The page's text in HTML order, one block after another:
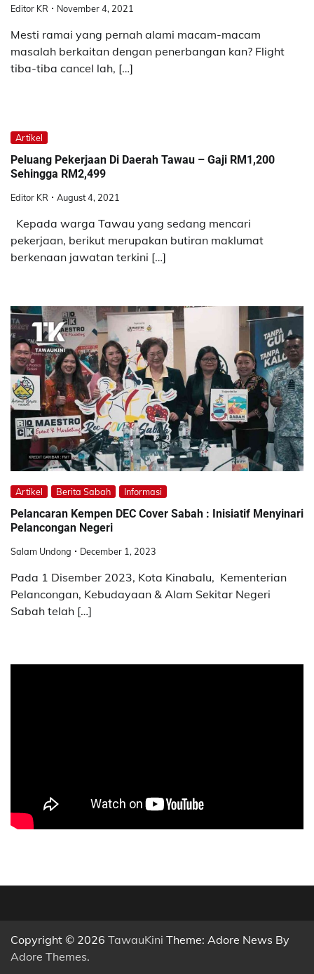
Editor KR November 4, 2021
Mesti ramai yang pernah alami macam-macam
masalah berkaitan dengan penerbangan kan? Flight
tiba-tiba cancel lah, […]
Artikel
Peluang Pekerjaan Di Daerah Tawau – Gaji RM1,200
Sehingga RM2,499
Editor KR August 4, 2021
Kepada warga Tawau yang sedang mencari
pekerjaan, berikut merupakan butiran maklumat
berkenaan jawatan terkini […]
Artikel Berita Sabah Informasi
Pelancaran Kempen DEC Cover Sabah : Inisiatif Menyinari
Pelancongan Negeri
Salam Undong December 1, 2023
Pada 1 Disember 2023, Kota Kinabalu, Kementerian
Pelancongan, Kebudayaan & Alam Sekitar Negeri
Sabah telah […]
Copyright © 2026 TawauKini Theme: Adore News By
Adore Themes.